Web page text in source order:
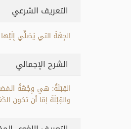
التعريف الشرعي
الجِهَةُ التي يُصَلِّي
الشرح الإجمالي
القِبْلَةُ: هي وِجْهَةُ
والقِبْلَةُ إمّا أن تكون